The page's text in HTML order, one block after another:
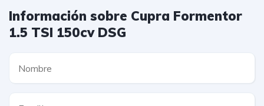
Información sobre Cupra Formentor
1.5 TSI 150cv DSG